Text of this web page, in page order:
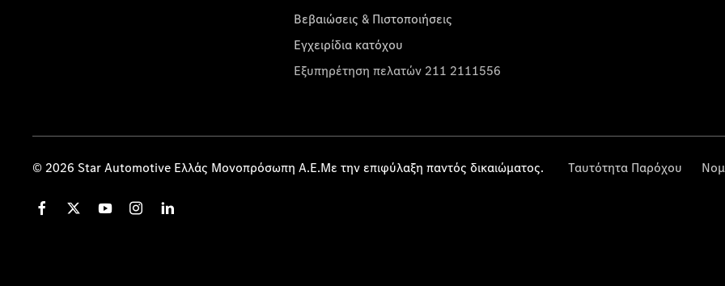
Βεβαιώσεις & Πιστοποιήσεις
Εγχειρίδια κατόχου
Εξυπηρέτηση πελατών 211 2111556
© 2026 Star Automotive Ελλάς Μονοπρόσωπη Α.Ε.Με την επιφύλαξη παντός δικαιώματος. Ταυτότητα Παρόχου